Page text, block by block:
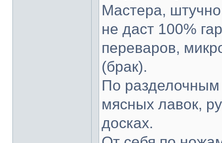
Мастера,
не даст 100%
переваров,
(брак).
По разделочным
мясных лавок,
досках.